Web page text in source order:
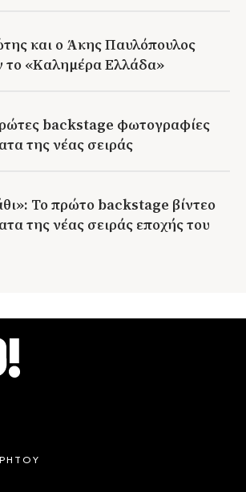
και ο Άκης Παυλόπουλος
το «Καλημέρα Ελλάδα»
backstage φωτογραφίες
της νέας σειράς
Το πρώτο backstage βίντεο
της νέας σειράς εποχής του